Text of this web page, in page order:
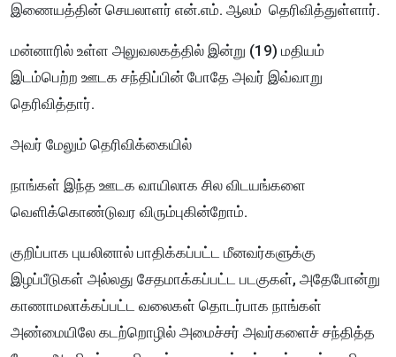
இணையத்தின் செயலாளர் என்.எம். ஆலம் தெரிவித்துள்ளார்.
மன்னாரில் உள்ள அலுவலகத்தில் இன்று (19) மதியம்
இடம்பெற்ற ஊடக சந்திப்பின் போதே அவர் இவ்வாறு
தெரிவித்தார்.
அவர் மேலும் தெரிவிக்கையில்
நாங்கள் இந்த ஊடக வாயிலாக சில விடயங்களை
வெளிக்கொண்டுவர விரும்புகின்றோம்.
குறிப்பாக புயலினால் பாதிக்கப்பட்ட மீனவர்களுக்கு
இழப்பீடுகள் அல்லது சேதமாக்கப்பட்ட படகுகள், அதேபோன்று
காணாமலாக்கப்பட்ட வலைகள் தொடர்பாக நாங்கள்
அண்மையிலே கடற்றொழில் அமைச்சர் அவர்களைச் சந்தித்த